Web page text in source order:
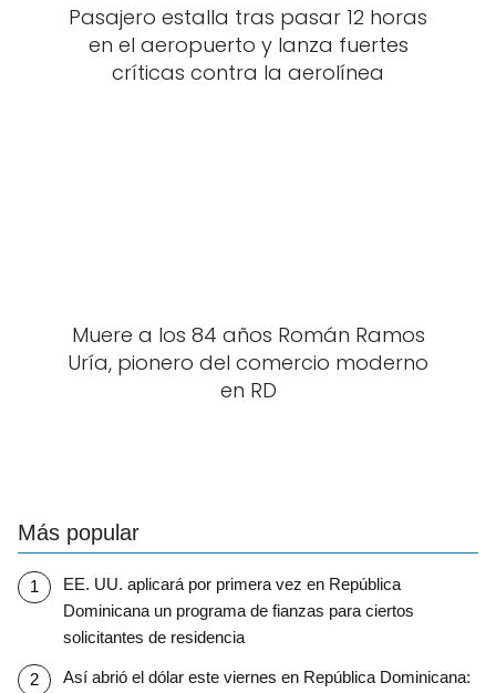
Pasajero estalla tras pasar 12 horas
en el aeropuerto y lanza fuertes
críticas contra la aerolínea
Muere a los 84 años Román Ramos
Uría, pionero del comercio moderno
en RD
Más popular
EE. UU. aplicará por primera vez en República
Dominicana un programa de fianzas para ciertos
solicitantes de residencia
Así abrió el dólar este viernes en República Dominicana: